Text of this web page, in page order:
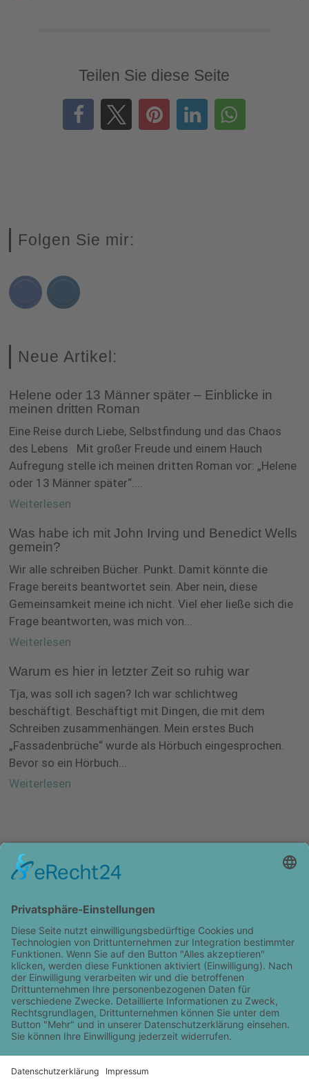
Teilen Sie diese Seite
Folgen Sie mir:
Neue Artikel:
Helene oder 13 Männer später – Einblicke in
meinen dritten Roman
Eine Reise durch Liebe, Selbstfindung und das Chaos
des Lebens Mit großer Freude und einem Hauch
Aufregung stelle ich meinen dritten Roman vor: „Helene
oder 13 Männer später“....
Weiterlesen
Was habe ich mit John Irving und Benedict Wells
gemein?
Wir alle schreiben Bücher. Punkt. Damit könnte die
Frage bereits beantwortet sein. Aber nein, diese
Gemeinsamkeit meine ich nicht. Viel eher ließe sich die
Frage beantworten, was mich von...
Weiterlesen
Warum es hier in letzter Zeit so ruhig war
Tja, was soll ich sagen? Ich war schlichtweg
beschäftigt. Beschäftigt mit Dingen, die mit dem
Schreiben zusammenhängen. Mein erstes Buch
„Fassadenbrüche“ wurde als Hörbuch eingesprochen.
Bevor so ein Hörbuch...
Weiterlesen
KONTAKT
IMPRESSUM
DATENSCHUTZ
COOKIE-EINSTELLUNGEN